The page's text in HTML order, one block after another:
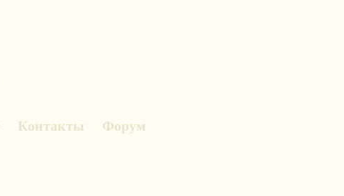
Контакты Форум